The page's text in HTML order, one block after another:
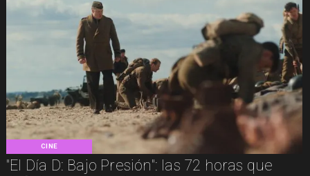
CINE
"El Día D: Bajo Presión": las 72 horas que